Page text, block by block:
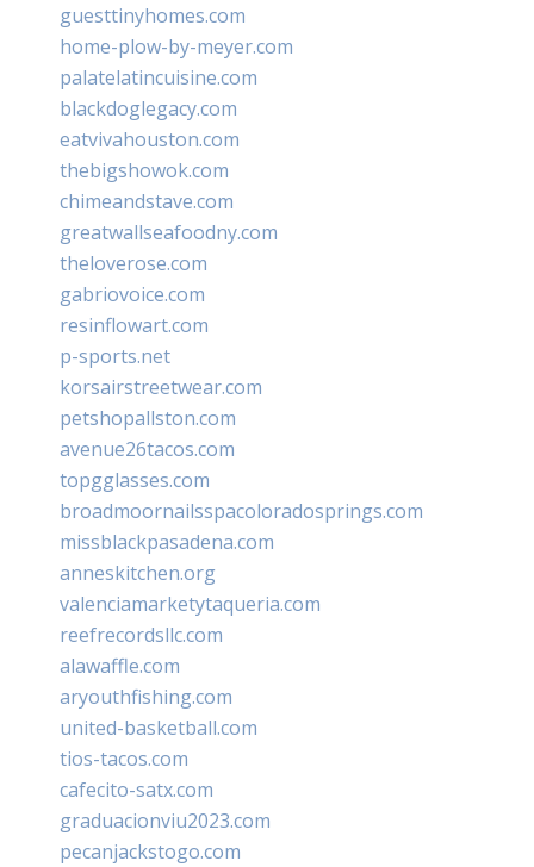
guesttinyhomes.com
home-plow-by-meyer.com
palatelatincuisine.com
blackdoglegacy.com
eatvivahouston.com
thebigshowok.com
chimeandstave.com
greatwallseafoodny.com
theloverose.com
gabriovoice.com
resinflowart.com
p-sports.net
korsairstreetwear.com
petshopallston.com
avenue26tacos.com
topgglasses.com
broadmoornailsspacoloradosprings.com
missblackpasadena.com
anneskitchen.org
valenciamarketytaqueria.com
reefrecordsllc.com
alawaffle.com
aryouthfishing.com
united-basketball.com
tios-tacos.com
cafecito-satx.com
graduacionviu2023.com
pecanjackstogo.com